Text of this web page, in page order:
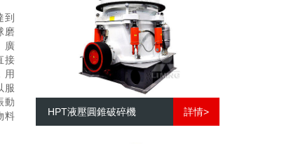
到
磨
廣
接
用
服
動
料
HPT液壓圓錐破碎機 詳情>